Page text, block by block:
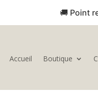
🚚 Point
Accueil Boutique